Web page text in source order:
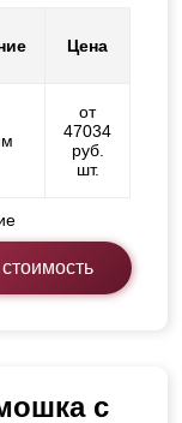
Цена
от
47034
руб.
шт.
с